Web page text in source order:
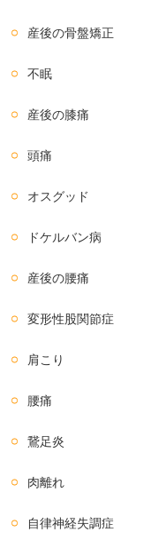
産後の骨盤矯正
不眠
産後の膝痛
頭痛
オスグッド
ドケルバン病
産後の腰痛
変形性股関節症
肩こり
腰痛
鵞足炎
肉離れ
自律神経失調症